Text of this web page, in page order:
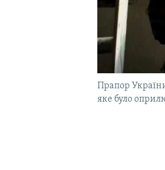
Прапор
яке було